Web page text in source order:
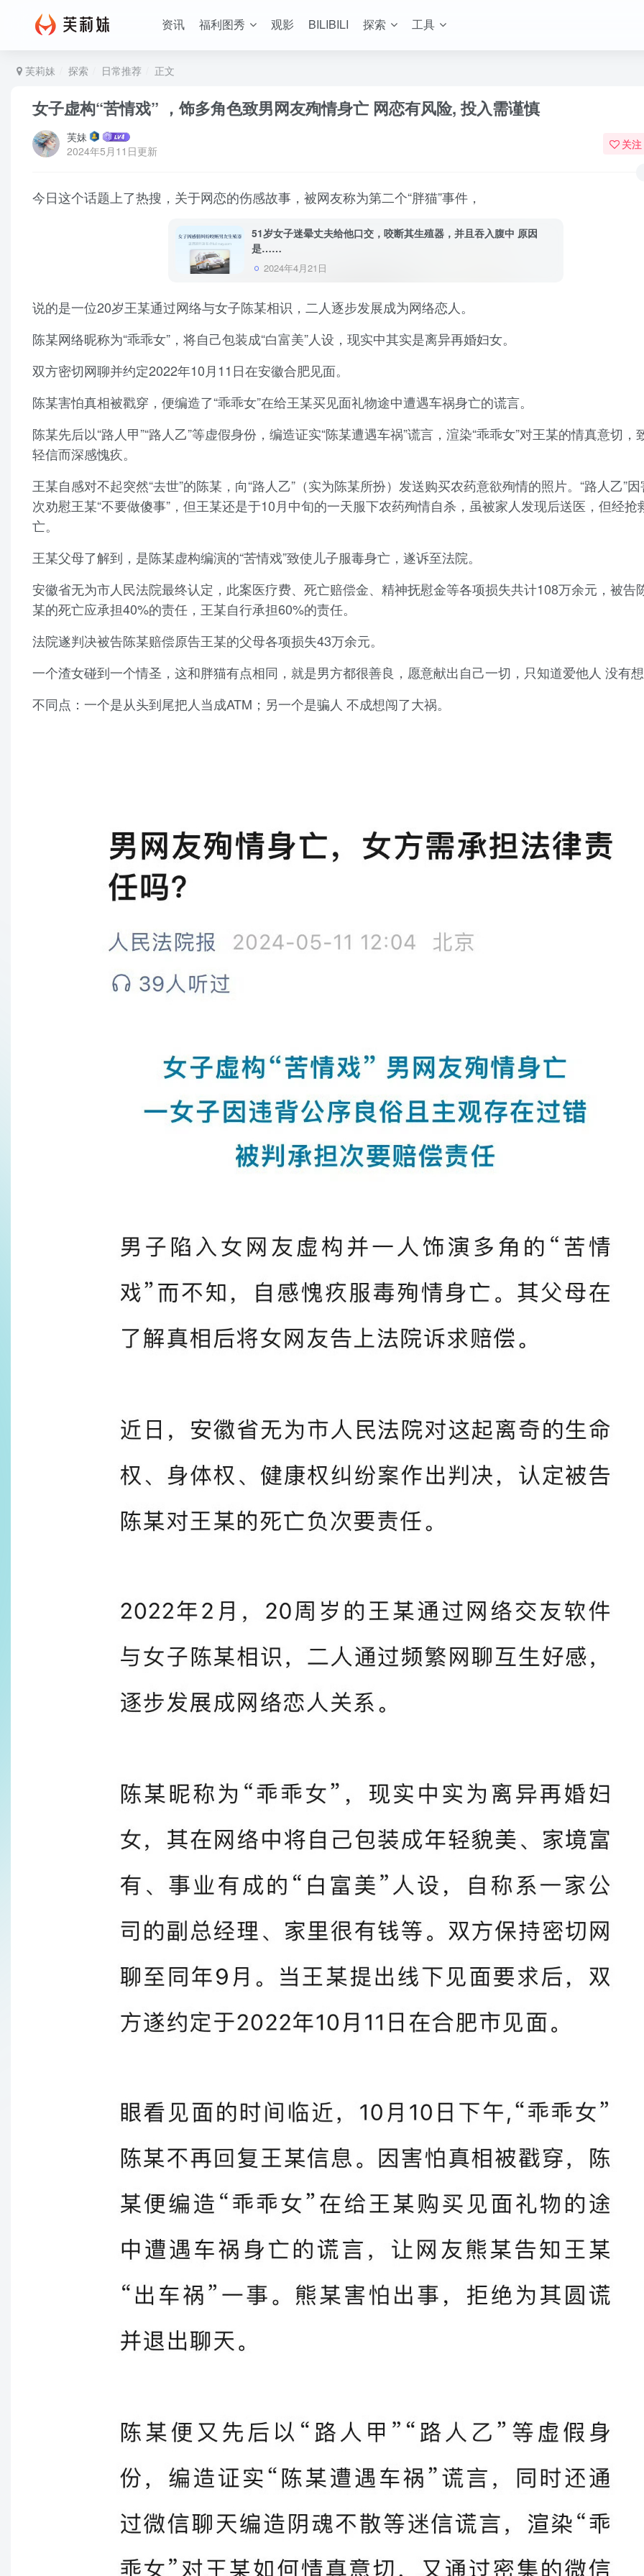
资讯 福利图秀 观影 BILIBILI 探索 工具
芙莉妹 探索 日常推荐 正文
女子虚构“苦情戏” ，饰多角色致男网友殉情身亡 网恋有风险, 投入需谨慎
芙妹
2024年5月11日更新
关注
今日这个话题上了热搜，关于网恋的伤感故事，被网友称为第二个“胖猫”事件，
51岁女子迷晕丈夫给他口交，咬断其生殖器，并且吞入腹中 原因
是……
2024年4月21日
说的是一位20岁王某通过网络与女子陈某相识，二人逐步发展成为网络恋人。
陈某网络昵称为“乖乖女”，将自己包装成“白富美”人设，现实中其实是离异再婚妇女。
双方密切网聊并约定2022年10月11日在安徽合肥见面。
陈某害怕真相被戳穿，便编造了“乖乖女”在给王某买见面礼物途中遭遇车祸身亡的谎言。
陈某先后以“路人甲”“路人乙”等虚假身份，编造证实“陈某遭遇车祸”谎言，渲染“乖乖女”对王某的情真意切，
轻信而深感愧疚。
王某自感对不起突然“去世”的陈某，向“路人乙”（实为陈某所扮）发送购买农药意欲殉情的照片。“路人乙”
次劝慰王某“不要做傻事”，但王某还是于10月中旬的一天服下农药殉情自杀，虽被家人发现后送医，但经抢
亡。
王某父母了解到，是陈某虚构编演的“苦情戏”致使儿子服毒身亡，遂诉至法院。
安徽省无为市人民法院最终认定，此案医疗费、死亡赔偿金、精神抚慰金等各项损失共计108万余元，被告
某的死亡应承担40%的责任，王某自行承担60%的责任。
法院遂判决被告陈某赔偿原告王某的父母各项损失43万余元。
一个渣女碰到一个情圣，这和胖猫有点相同，就是男方都很善良，愿意献出自己一切，只知道爱他人 没有
不同点：一个是从头到尾把人当成ATM；另一个是骗人 不成想闯了大祸。